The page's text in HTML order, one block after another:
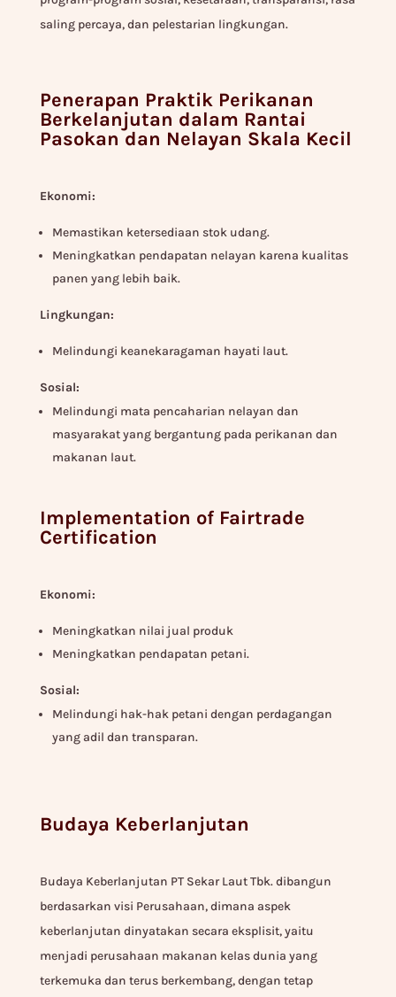
saling percaya, dan pelestarian lingkungan.
Penerapan Praktik Perikanan
Berkelanjutan dalam Rantai
Pasokan dan Nelayan Skala Kecil
Ekonomi:
Memastikan ketersediaan stok udang.
Meningkatkan pendapatan nelayan karena kualitas
panen yang lebih baik.
Lingkungan:
Melindungi keanekaragaman hayati laut.
Sosial:
Melindungi mata pencaharian nelayan dan
masyarakat yang bergantung pada perikanan dan
makanan laut.
Implementation of Fairtrade
Certification
Ekonomi:
Meningkatkan nilai jual produk
Meningkatkan pendapatan petani.
Sosial:
Melindungi hak-hak petani dengan perdagangan
yang adil dan transparan.
Budaya Keberlanjutan
Budaya Keberlanjutan PT Sekar Laut Tbk. dibangun
berdasarkan visi Perusahaan, dimana aspek
keberlanjutan dinyatakan secara eksplisit, yaitu
menjadi perusahaan makanan kelas dunia yang
terkemuka dan terus berkembang, dengan tetap